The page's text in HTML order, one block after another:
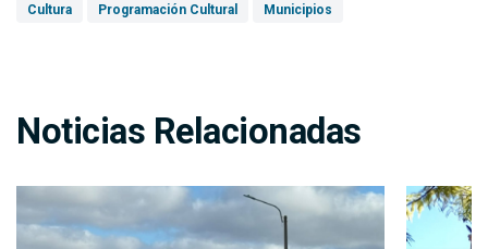
Cultura Programación Cultural Municipios
Noticias Relacionadas